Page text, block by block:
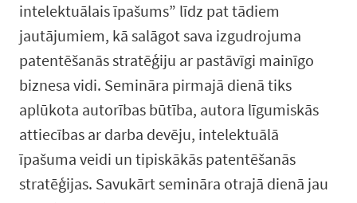
intelektuālais īpašums” līdz pat tādiem
jautājumiem, kā salāgot sava izgudrojuma
patentēšanās stratēģiju ar pastāvīgi mainīgo
biznesa vidi. Semināra pirmajā dienā tiks
aplūkota autorības būtība, autora līgumiskās
attiecības ar darba devēju, intelektuālā
īpašuma veidi un tipiskākās patentēšanās
stratēģijas. Savukārt semināra otrajā dienā jau